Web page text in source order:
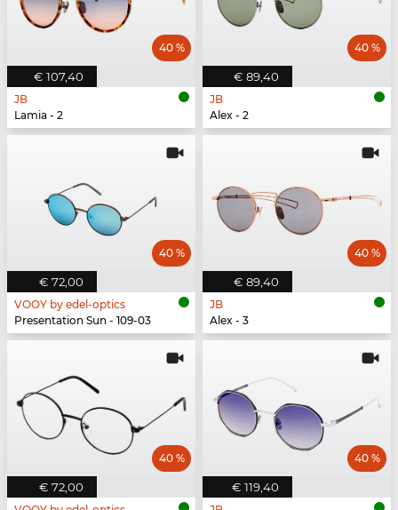
€ 107,40
40 %
JB
Lamia - 2
€ 89,40
40 %
JB
Alex - 2
€ 72,00
40 %
VOOY by edel-optics
Presentation Sun - 109-03
€ 89,40
40 %
JB
Alex - 3
€ 72,00
40 %
€ 119,40
40 %